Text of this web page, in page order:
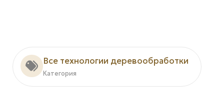
Все технологии деревообработки
Категория